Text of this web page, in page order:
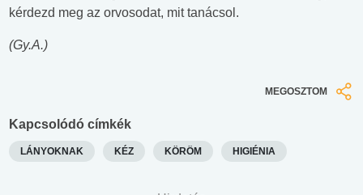
kérdezd meg az orvosodat, mit tanácsol.
(Gy.A.)
MEGOSZTOM
Kapcsolódó címkék
LÁNYOKNAK KÉZ KÖRÖM HIGIÉNIA